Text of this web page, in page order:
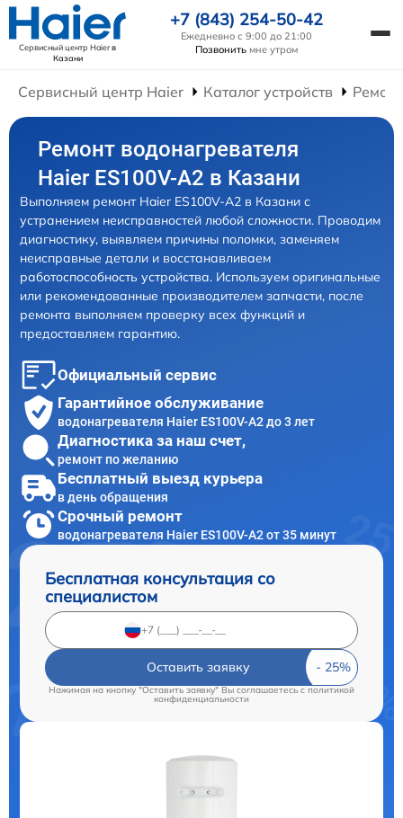
Сервисный центр Haierв
Казани
+7 (843) 254-50-42
Ежедневно с 9:00 до 21:00
Позвонить мне утром
Сервисный центр Haier Каталог устройств
Ремонт водонагревателя
Haier ES100V-A2 в Казани
Выполняем ремонт Haier ES100V-A2 в Казани с
устранением неисправностей любой сложности. Проводим
диагностику, выявляем причины поломки, заменяем
неисправные детали и восстанавливаем
работоспособность устройства. Используем оригинальные
или рекомендованные производителем запчасти, после
ремонта выполняем проверку всех функций и
предоставляем гарантию.
Официальный сервис
Гарантийное обслуживание
водонагревателя Haier ES100V-A2 до 3 лет
Диагностика за наш счет,
ремонт по желанию
Бесплатный выезд курьера
в день обращения
Срочный ремонт
водонагревателя Haier ES100V-A2 от 35 минут
Бесплатная консультация со
специалистом
Оставить заявку
Нажимая на кнопку "Оставить заявку" Вы соглашаетесь cполитикой
конфиденциальности